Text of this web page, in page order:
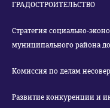
ГРАДОСТРОИТЕЛЬСТВО
Стратегия социально-
муниципального района
Комиссия по делам
Развитие конкуренции и